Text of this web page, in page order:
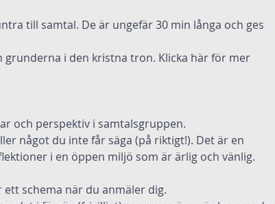
till samtal. De är ungefär 30 min långa och ges
grunderna i den kristna tron. Klicka här för mer
och perspektiv i samtalsgruppen.
något du inte får säga (på riktigt!). Det är en
i en öppen miljö som är ärlig och vänlig.
schema när du anmäler dig.